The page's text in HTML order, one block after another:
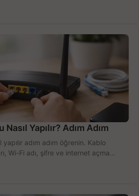
Yapılır? Adım Adım
adım adım öğrenin. Kablo
Wi-Fi adı, şifre ve internet açma